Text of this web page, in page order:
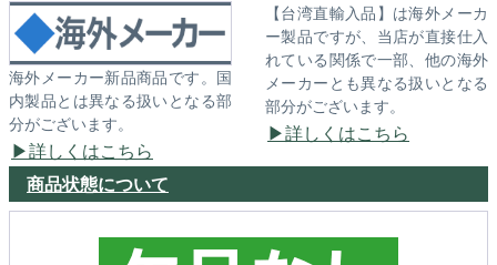
海外メーカー新品商品です。国
内製品とは異なる扱いとなる部
分がございます。
詳しくはこちら
【台湾直輸入品】は海外メーカ
ー製品ですが、当店が直接仕入
れている関係で一部、他の海外
メーカーとも異なる扱いとなる
部分がございます。
詳しくはこちら
商品状態について